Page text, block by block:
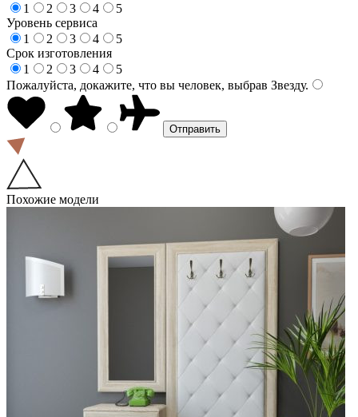
1
2 3 4
5
Уровень сервиса
1
2 3 4
5
Срок изготовления
1
2 3 4
5
Пожалуйста, докажите, что вы человек, выбрав Звезду.
Похожие модели